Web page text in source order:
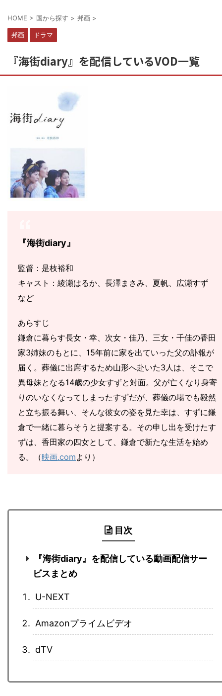
HOME > 国から探す > 邦画 >
邦画 ドラマ
『海街diary』を配信しているVOD一覧
『海街diary』
監督：是枝裕和
キャスト：綾瀬はるか、長澤まさみ、夏帆、広瀬すず
など
あらすじ
鎌倉に暮らす長女・幸、次女・佳乃、三女・千佳の香田
家3姉妹のもとに、15年前に家を出ていった父の訃報が
届く。葬儀に出席するため山形へ赴いた3人は、そこで
異母妹となる14歳の少女すずと対面。父が亡くなり身寄
りのいなくなってしまったすずだが、葬儀の場でも毅然
と立ち振る舞い、そんな彼女の姿を見た幸は、すずに鎌
倉で一緒に暮らそうと提案する。その申し出を受けたす
ずは、香田家の四女として、鎌倉で新たな生活を始め
る。（映画.comより）
目次
『海街diary』を配信している動画配信サー
ビスまとめ
U-NEXT
Amazonプライムビデオ
dTV